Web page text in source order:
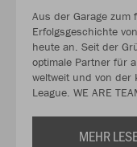
Aus der Garage zum
Erfolgsgeschichte
heute an. Seit der
optimale Partner für
weltweit und von der
League. WE ARE
MEHR